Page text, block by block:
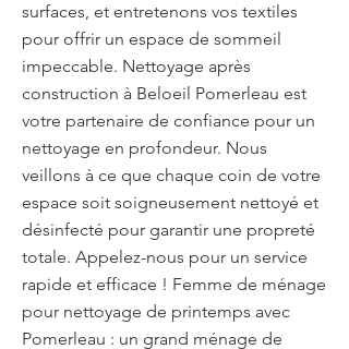
surfaces, et entretenons vos textiles
pour offrir un espace de sommeil
impeccable. Nettoyage après
construction à Beloeil Pomerleau est
votre partenaire de confiance pour un
nettoyage en profondeur. Nous
veillons à ce que chaque coin de votre
espace soit soigneusement nettoyé et
désinfecté pour garantir une propreté
totale. Appelez-nous pour un service
rapide et efficace ! Femme de ménage
pour nettoyage de printemps avec
Pomerleau : un grand ménage de